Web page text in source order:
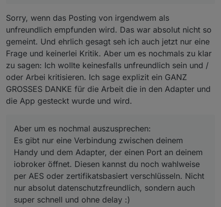
Verbindungsaufbaus hätte dir die Antwort schneller
gegeben, als zu formulieren, dass du nicht in die Doku
schaust :-)
Aber um es nochmal auszusprechen:
Es gibt nur eine Verbindung zwischen deinem Handy
und dem Adapter, der einen Port an deinem iobroker
öffnet. Diesen kannst du noch wahlweise per AES oder
zertifikatsbasiert verschlüsseln. Nicht nur absolut
datenschutzfreundlich, sondern auch super schnell und
ohne delay :)
Sorry, wenn das Posting von irgendwem als
unfreundlich empfunden wird. Das war absolut nicht so
gemeint. Und ehrlich gesagt seh ich auch jetzt nur eine
Frage und keinerlei Kritik. Aber um es nochmals zu klar
zu sagen: Ich wollte keinesfalls unfreundlich sein und /
oder Arbei kritisieren. Ich sage explizit ein GANZ
GROSSES DANKE für die Arbeit die in den Adapter und
die App gesteckt wurde und wird.
Aber um es nochmal auszusprechen:
Es gibt nur eine Verbindung zwischen deinem
Handy und dem Adapter, der einen Port an deinem
iobroker öffnet. Diesen kannst du noch wahlweise
per AES oder zertifikatsbasiert verschlüsseln. Nicht
nur absolut datenschutzfreundlich, sondern auch
super schnell und ohne delay :)